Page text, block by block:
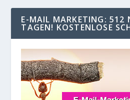
E-MAIL MARKETING: 512
TAGEN! KOSTENLOSE